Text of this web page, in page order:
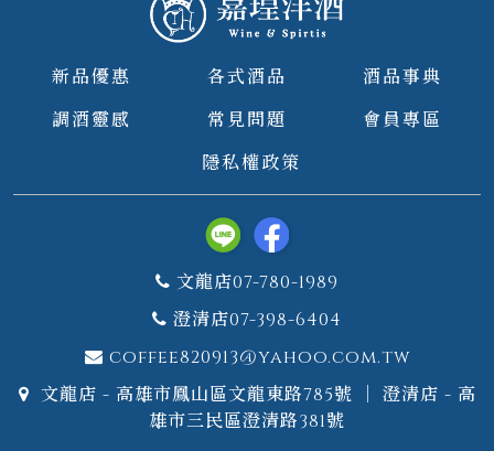
新品優惠 各式酒品
酒品事典
調酒靈感
常見問題
會員專區
隱私權政策
文龍店07-780-1989
澄清店07-398-6404
coffee820913@yahoo.com.tw
文龍店 - 高雄市鳳山區文龍東路785號 ｜ 澄清店 - 高
雄市三民區澄清路381號